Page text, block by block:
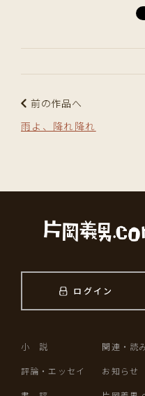
前の作品へ
雨よ、降れ降れ
ログイン
小 説
評論・エッセイ
関連・読
お知らせ